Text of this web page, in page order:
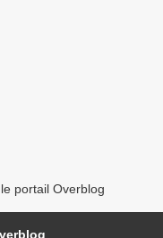
portail Overblog